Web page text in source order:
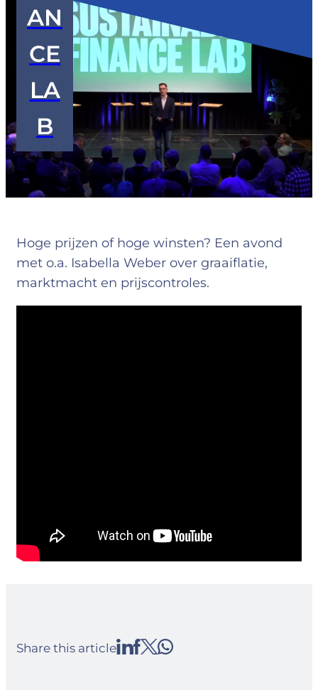
AN
CE
LA
B
Hoge prijzen of hoge winsten? Een avond
met o.a. Isabella Weber over graaiflatie,
marktmacht en prijscontroles.
Share this article